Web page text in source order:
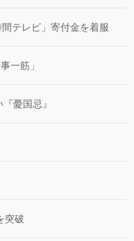
テレビ」寄付金を着服
一筋」
憂国忌』
突破